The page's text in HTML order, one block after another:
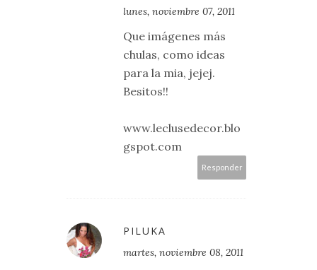
lunes, noviembre 07, 2011
Que imágenes más
chulas, como ideas
para la mia, jejej.
Besitos!!
www.leclusedecor.blo
gspot.com
Responder
PILUKA
martes, noviembre 08, 2011